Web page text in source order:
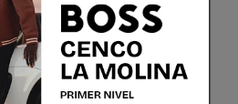
ADOLFO DOMINGUEZ